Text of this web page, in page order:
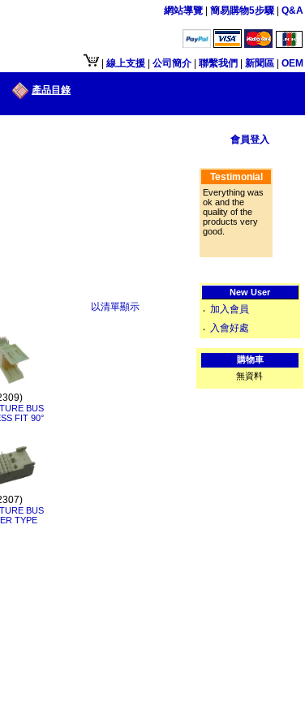
户使用.
網站導覽 簡易購物5步驟 Q&A
線上支援 公司簡介 聯繫我們 新聞區 OEM
產品目錄
以清單顯示
BUS
FIT 90°
BUS
TYPE
會員登入
Testimonial
Everything was
ok and the
quality of the
products very
good.
New User
‧ 加入會員
‧ 入會好處
購物車
無資料